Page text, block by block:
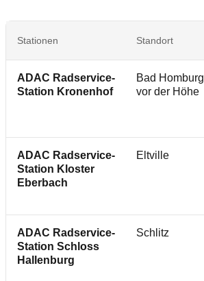
Stationen Standort
ADAC Radservice-
Station Kronenhof
Bad Homburg
vor der Höhe
ADAC Radservice-
Station Kloster
Eberbach
Eltville
ADAC Radservice-
Station Schloss
Hallenburg
Schlitz